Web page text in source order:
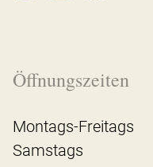
Öffnungszeiten
Montags-Freitags
Samstags